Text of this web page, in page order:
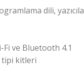
dili,
ve Bluetooth 4.1
tipi kitleri